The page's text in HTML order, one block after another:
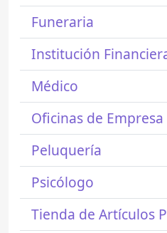
Funeraria
Institución
Médico
Oficinas de Empresa
Peluquería
Psicólogo
Tienda de Artículos